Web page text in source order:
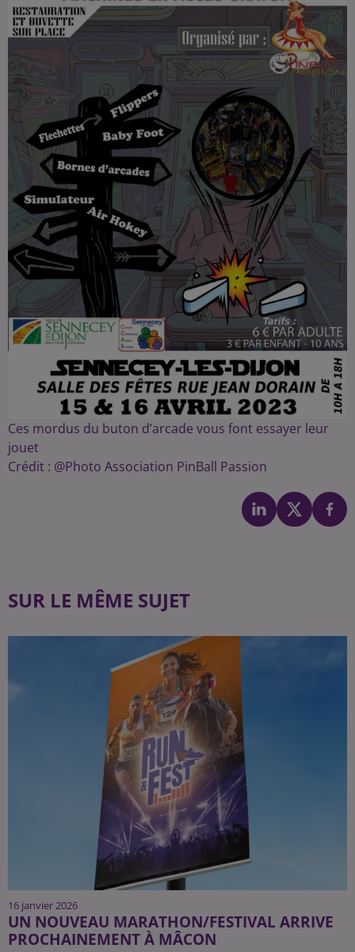
Ces mordus du buton d’arcade vous font essayer leur
jouet
Crédit : @Photo Association PinBall Passion
SUR LE MÊME SUJET
16 janvier 2026
UN NOUVEAU MARATHON/FESTIVAL ARRIVE
PROCHAINEMENT À MÂCON